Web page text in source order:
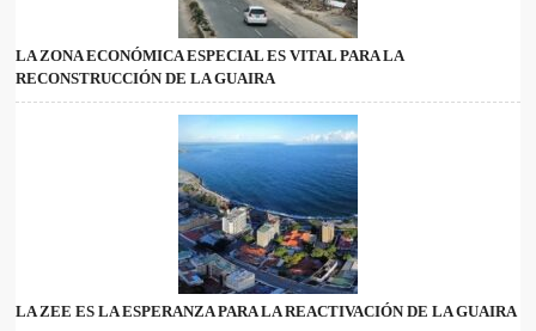
LA ZONA ECONÓMICA ESPECIAL ES VITAL PARA LA
RECONSTRUCCIÓN DE LA GUAIRA
LA ZEE ES LA ESPERANZA PARA LA REACTIVACIÓN DE LA GUAIRA